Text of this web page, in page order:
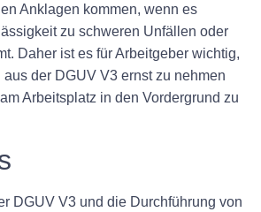
Anklagen kommen, wenn es
zu schweren Unfällen oder
Daher ist es für Arbeitgeber wichtig,
der DGUV V3 ernst zu nehmen
Arbeitsplatz in den Vordergrund zu
DGUV V3 und die Durchführung von